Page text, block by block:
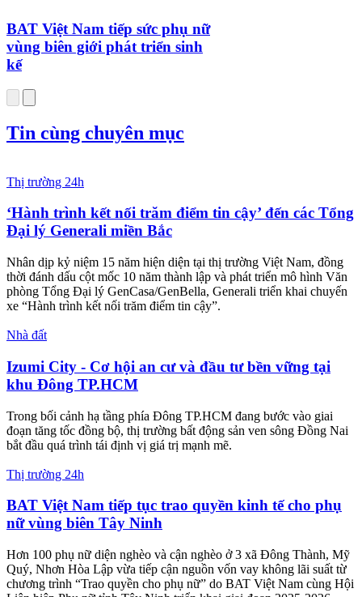
BAT Việt Nam tiếp sức phụ nữ
vùng biên giới phát triển sinh
kế
Tin cùng chuyên mục